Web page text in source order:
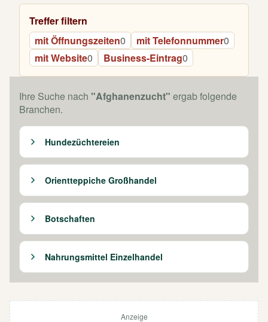
Treffer filtern
mit Öffnungszeiten0 mit Telefonnummer0
mit Website0 Business-Eintrag0
Ihre Suche nach "Afghanenzucht" ergab folgende
Branchen.
Hundezüchtereien
Orientteppiche Großhandel
Botschaften
Nahrungsmittel Einzelhandel
Anzeige